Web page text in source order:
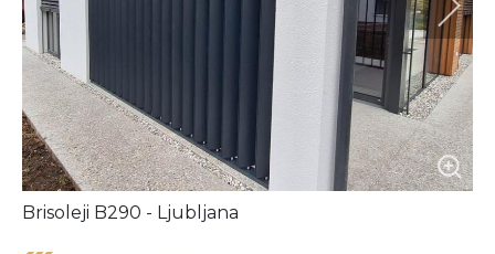
Brisoleji B290 - Ljubljana